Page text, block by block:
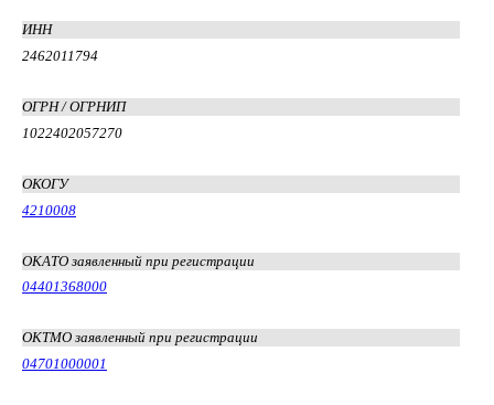
ИНН
2462011794
ОГРН / ОГРНИП
1022402057270
ОКОГУ
4210008
ОКАТО заявленный при регистрации
04401368000
ОКТМО заявленный при регистрации
04701000001